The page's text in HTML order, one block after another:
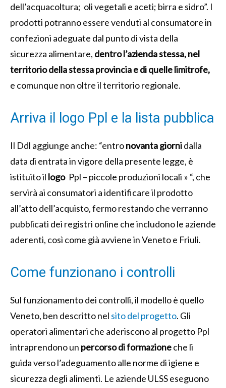
dell’acquacoltura; oli vegetali e aceti; birra e sidro”. I
prodotti potranno essere venduti al consumatore in
confezioni adeguate dal punto di vista della
sicurezza alimentare, dentro l’azienda stessa, nel
territorio della stessa provincia e di quelle limitrofe,
e comunque non oltre il territorio regionale.
Arriva il logo Ppl e la lista pubblica
Il Ddl aggiunge anche: “entronovanta giornidalla
data di entrata in vigore della presente legge, è
istituito il logoPpl – piccole produzioni locali » “, che
servirà ai consumatori a identificare il prodotto
all’atto dell’acquisto, fermo restando che verranno
pubblicati dei registri online che includono le aziende
aderenti, così come già avviene in Veneto e Friuli.
Come funzionano i controlli
Sul funzionamento dei controlli, il modello è quello
Veneto, ben descritto nel sito del progetto. Gli
operatori alimentari che aderiscono al progetto Ppl
intraprendono un percorso di formazioneche li
guida verso l’adeguamento alle norme di igiene e
sicurezza degli alimenti. Le aziende ULSS eseguono